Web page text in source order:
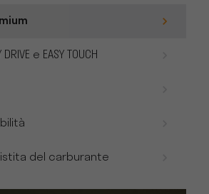
e EASY TOUCH
del carburante